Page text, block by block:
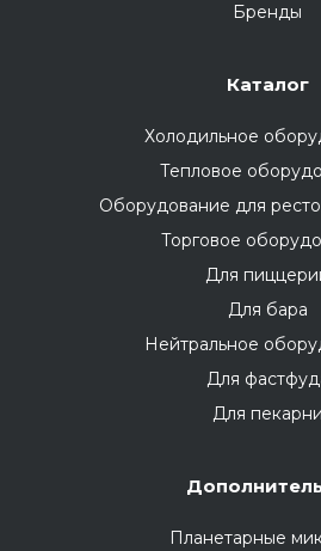
Бренды
Каталог
Холодильное
Тепловое
Оборудование для
Торговое
Для
Для бара
Нейтральное
Для
Для пекарни
Планетарные